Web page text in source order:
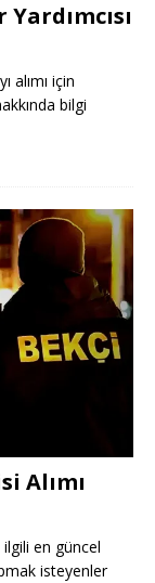
alımı için
bilgi
Alımı
en güncel
isteyenler